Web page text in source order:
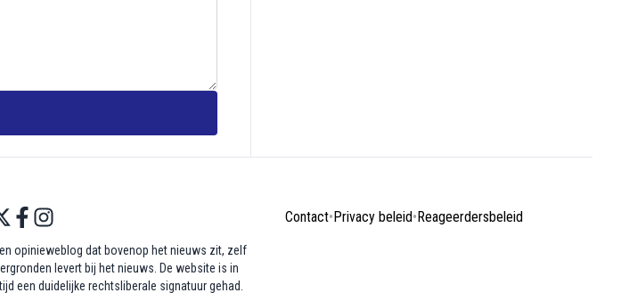
Contact• Privacy beleid• Reageerdersbeleid
opinieweblog dat bovenop het nieuws zit, zelf
levert bij het nieuws. De website is in
een duidelijke rechtsliberale signatuur gehad.